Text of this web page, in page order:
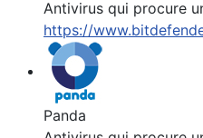
Antivirus qui procure
https://
Panda